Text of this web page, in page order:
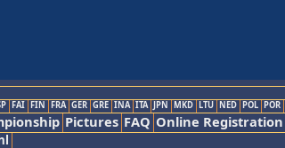
FAI FIN FRA GER GRE INA ITA JPN MKD LTU NED POL POR
Pictures FAQ Online Registration